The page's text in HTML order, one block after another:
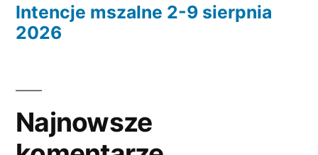
Intencje mszalne 2-9 sierpnia
2026
Najnowsze